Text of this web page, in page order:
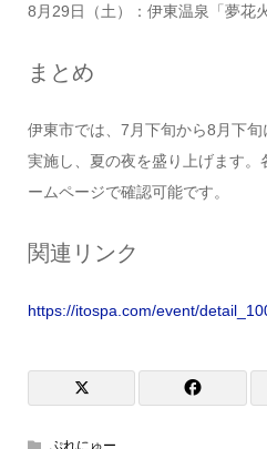
8月29日（土）：伊東温泉「夢花
まとめ
伊東市では、7月下旬から8月下
実施し、夏の夜を盛り上げます
ームページで確認可能です。
関連リンク
https://itospa.com/event/
ぷれにゅー